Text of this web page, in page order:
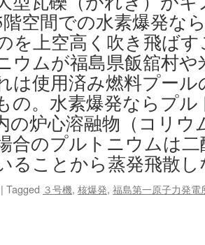
空間での水素爆発な
を上空高く吹き飛ば
ウムが福島県飯舘村
は使用済み燃料プー
の。水素爆発ならプ
の炉心溶融物（コリウ
合のプルトニウムは
ることから蒸発飛散
| Tagged ３号機, 核爆発, 福島第一原子力発電